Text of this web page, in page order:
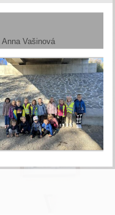
Anna Vašinová